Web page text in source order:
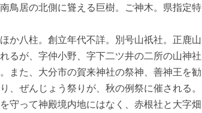
鳥居の北側に聳える巨樹。ご神木。県指定特
か八柱。創立年代不詳。別号山祇社。正鹿山
るが、字仲小野、字下二ツ井の二所の山神社
また、大分市の賀来神社の祭神、善神王を勧
ぜんじょう祭りが、秋の例祭に催される。
守って神殿境内地にはなく、赤根社と大字畑